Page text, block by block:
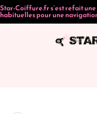
Star-Coiffure.fr s’est refait
habituelles pour une